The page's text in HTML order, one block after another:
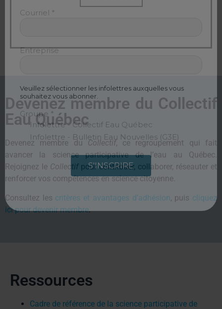
Devenez membre du Collectif
Eau Québec
Devenez membre du Collectif, ce regroupement qui fait
avancer la science participative de l’eau au Québec.
Rejoignez le Collectifpour contribuer, collaborer, réseauter et
renforcer vos compétences en science citoyenne.
Consultez les critères et avantages d’adhésion, puis cliquez
ici pour devenir membre.
Ressources
Cadre de référence de la science participative de
Entreprise
Veuillez sélectionner les infolettres auxquelles vous
souhaitez vous abonner.
Groupe
*
Infolettre - Collectif Eau Québec
Infolettre - Bulletin Eau Nouvelles (G3E)
S'INSCRIRE